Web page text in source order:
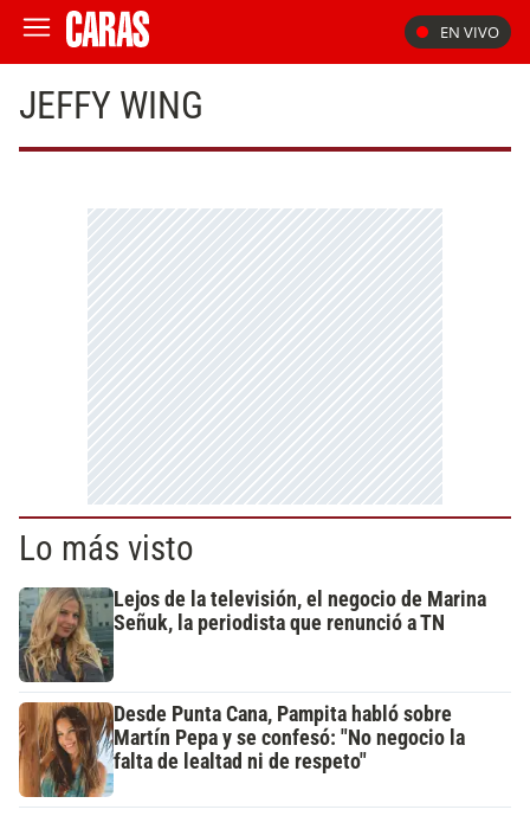
EN VIVO
JEFFY WING
Lo más visto
Lejos de la televisión, el negocio de Marina
Señuk, la periodista que renunció a TN
Desde Punta Cana, Pampita habló sobre
Martín Pepa y se confesó: "No negocio la
falta de lealtad ni de respeto"